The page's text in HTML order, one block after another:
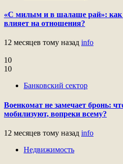
«С милым и в шалаше рай»: как
влияет на отношения?
12 месяцев тому назад info
10
10
Банковский сектор
Военкомат не замечает бронь:
мобилизуют, вопреки всему?
12 месяцев тому назад info
Недвижимость